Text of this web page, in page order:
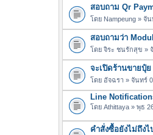
สอบถาม Qr
โดย Nampeung » จัน
สอบถามว่า
โดย จิระ ชนรักสุข »
จะเปิดร้านขายปุ๋ย
โดย อัจฉรา » จันทร์
Line
โดย Athittaya » พุธ
คำสั่งซื้อยังไม่ถึงไ